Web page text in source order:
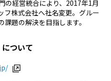
の経営統合により、2017年1月
フ株式会社へ社名変更。グルー
題の解決を目指します。
について